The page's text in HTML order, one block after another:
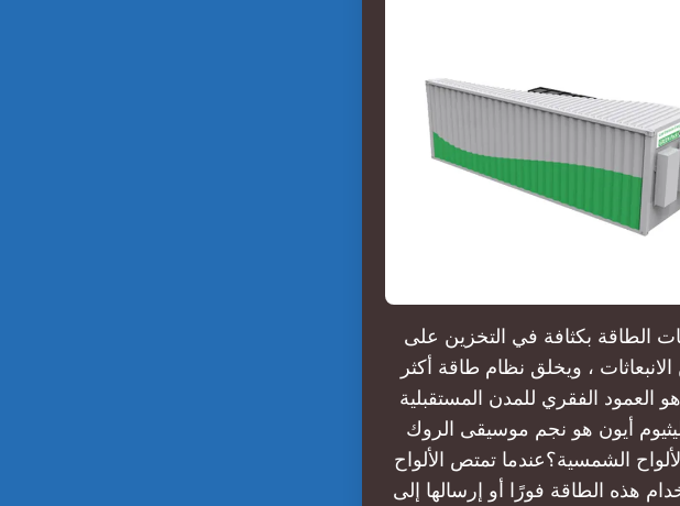
الطاقة بكثافة في التخزين على
، ويخلق نظام طاقة أكثر
العمود الفقري للمدن المستقبلية
أيون هو نجم موسيقى الروك
الشمسية؟عندما تمتص الألواح
هذه الطاقة فورًا أو إرسالها إلى